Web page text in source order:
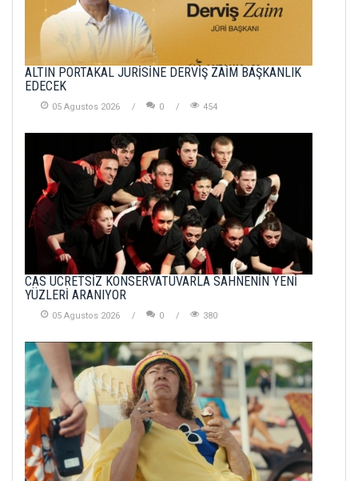
ALTIN PORTAKAL JÜRİSİNE DERVİŞ ZAİM BAŞKANLIK
EDECEK
05 Agustos 2026 0 454
CAS ÜCRETSİZ KONSERVATUVARLA SAHNENİN YENİ
YÜZLERİ ARANIYOR
05 Agustos 2026 0 380